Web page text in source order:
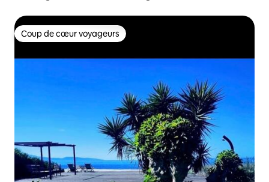
Coup de cœur voyageurs
Coup de cœur voyageurs